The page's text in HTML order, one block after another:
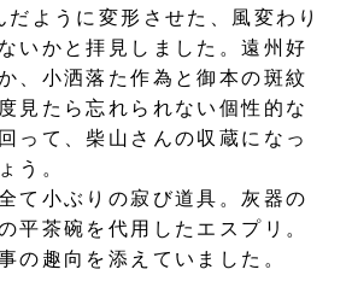
だように変形させた、風変わり
いかと拝見しました。遠州好
、小洒落た作為と御本の斑紋
見たら忘れられない個性的な
って、柴山さんの収蔵になっ
う。
て小ぶりの寂び道具。灰器の
平茶碗を代用したエスプリ。
の趣向を添えていました。